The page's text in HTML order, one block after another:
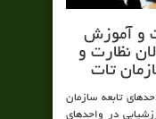
و آموزش
نظارت و
تات
تابعه سازمان
در واحدهای